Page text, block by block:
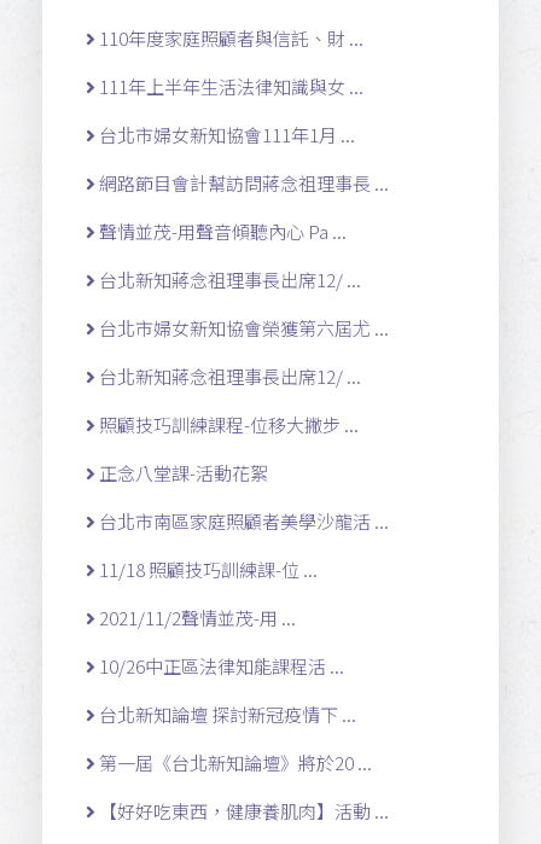
110年度家庭照顧者與信託、財 ...
111年上半年生活法律知識與女 ...
台北市婦女新知協會111年1月 ...
網路節目會計幫訪問蔣念祖理事長 ...
聲情並茂-用聲音傾聽內心 Pa ...
台北新知蔣念祖理事長出席12/ ...
台北市婦女新知協會榮獲第六屆尤 ...
台北新知蔣念祖理事長出席12/ ...
照顧技巧訓練課程-位移大撇步 ...
正念八堂課-活動花絮
台北市南區家庭照顧者美學沙龍活 ...
11/18 照顧技巧訓練課-位 ...
2021/11/2聲情並茂-用 ...
10/26中正區法律知能課程活 ...
台北新知論壇 探討新冠疫情下 ...
第一屆《台北新知論壇》將於20 ...
【好好吃東西，健康養肌肉】活動 ...